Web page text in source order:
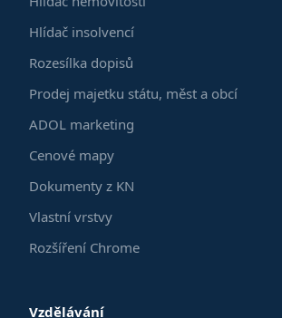
Hlídač insolvencí
Rozesílka dopisů
Prodej majetku státu, měst a obcí
ADOL marketing
Cenové mapy
Dokumenty z KN
Vlastní vrstvy
Rozšíření Chrome
Vzdělávání